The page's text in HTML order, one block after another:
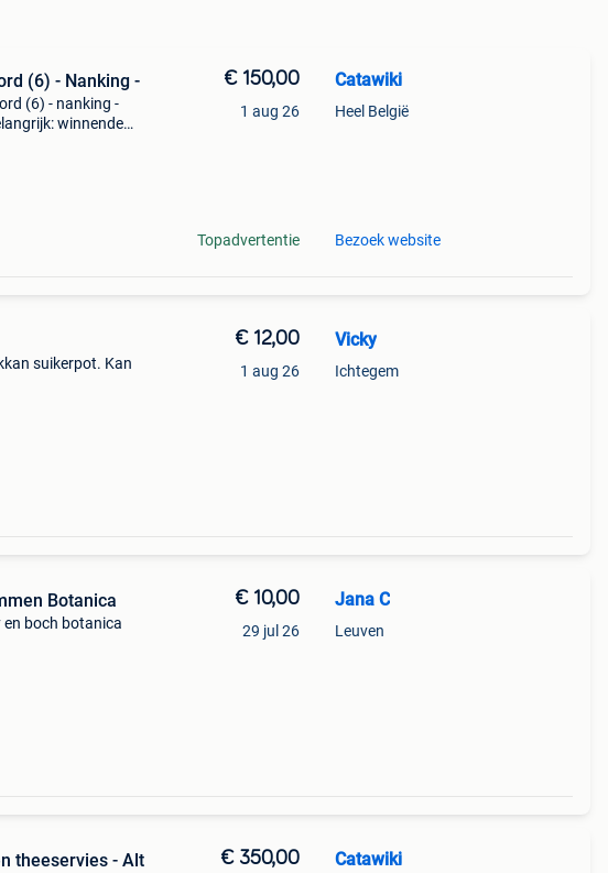
(6) - Nanking -
(6) - nanking -
winnende
€ 150,00
1 aug 26
Topadvertentie
Catawiki
Heel België
Bezoek website
suikerpot. Kan
€ 12,00
1 aug 26
Vicky
Ichtegem
Botanica
en boch botanica
€ 10,00
29 jul 26
Jana C
Leuven
theeservies - Alt
€ 350,00 Catawiki